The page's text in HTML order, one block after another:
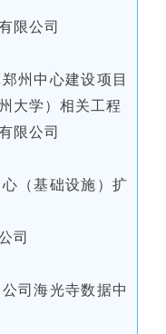
限公司
州中心建设项目
大学）相关工程
限公司
（基础设施）扩
司
司海光寺数据中